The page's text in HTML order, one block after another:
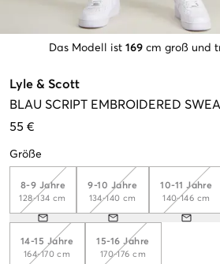
Das Modell ist 169 cm groß und
Lyle & Scott
BLAU SCRIPT EMBROIDERED
55 €
Größe
8-9 Jahre
128-134 cm
9-10 Jahre
134-140 cm
10-11 Jahre
140-146 cm
14-15 Jahre
164-170 cm
15-16 Jahre
170-176 cm